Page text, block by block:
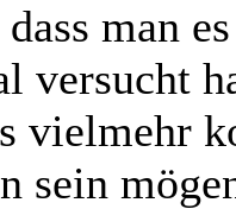
man
versucht
vielmehr
sein